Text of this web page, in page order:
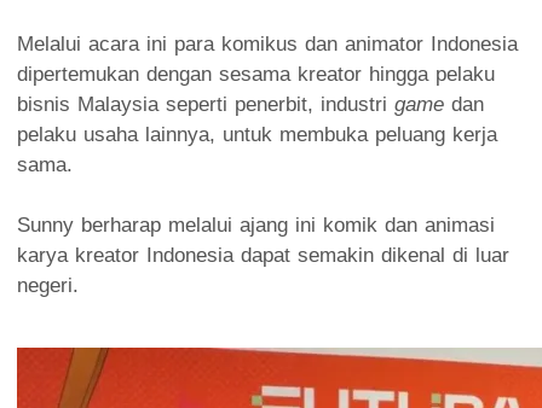
Melalui acara ini para komikus dan animator Indonesia
dipertemukan dengan sesama kreator hingga pelaku
bisnis Malaysia seperti penerbit, industri game dan
pelaku usaha lainnya, untuk membuka peluang kerja
sama.
Sunny berharap melalui ajang ini komik dan animasi
karya kreator Indonesia dapat semakin dikenal di luar
negeri.